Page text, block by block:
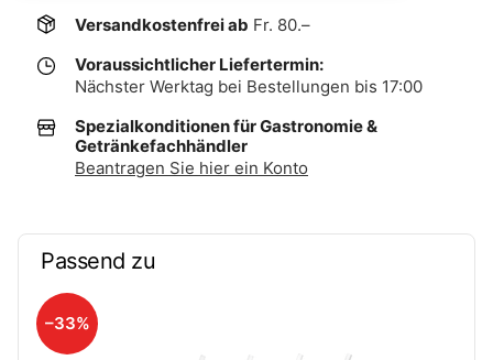
Versandkostenfrei ab Fr. 80.–
Voraussichtlicher Liefertermin:
Nächster Werktag bei Bestellungen bis 17:00
Spezialkonditionen für Gastronomie &
Getränkefachhändler
Beantragen Sie hier ein Konto
Passend zu
–33%